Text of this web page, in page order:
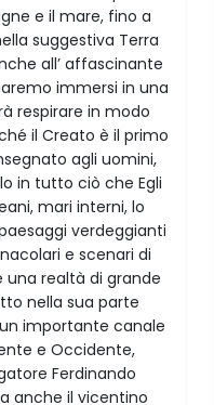
e il mare, fino a
suggestiva Terra
all’ affascinante
immersi in una
respirare in modo
il Creato è il primo
agli uomini,
in tutto ciò che Egli
mari interni, lo
verdeggianti
e scenari di
una realtà di grande
nella sua parte
importante canale
e Occidente,
Ferdinando
anche il vicentino